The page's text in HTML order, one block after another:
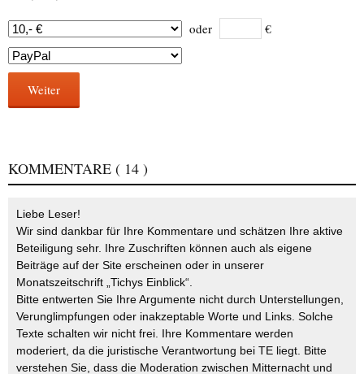
oder €
Weiter
KOMMENTARE ( 14 )
Liebe Leser!
Wir sind dankbar für Ihre Kommentare und schätzen Ihre aktive
Beteiligung sehr. Ihre Zuschriften können auch als eigene
Beiträge auf der Site erscheinen oder in unserer
Monatszeitschrift „Tichys Einblick“.
Bitte entwerten Sie Ihre Argumente nicht durch Unterstellungen,
Verunglimpfungen oder inakzeptable Worte und Links. Solche
Texte schalten wir nicht frei. Ihre Kommentare werden
moderiert, da die juristische Verantwortung bei TE liegt. Bitte
verstehen Sie, dass die Moderation zwischen Mitternacht und